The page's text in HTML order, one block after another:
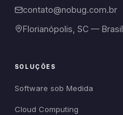
contato@nobug.com.br
Florianópolis, SC — Brasil
SOLUÇÕES
Software sob Medida
Cloud Computing